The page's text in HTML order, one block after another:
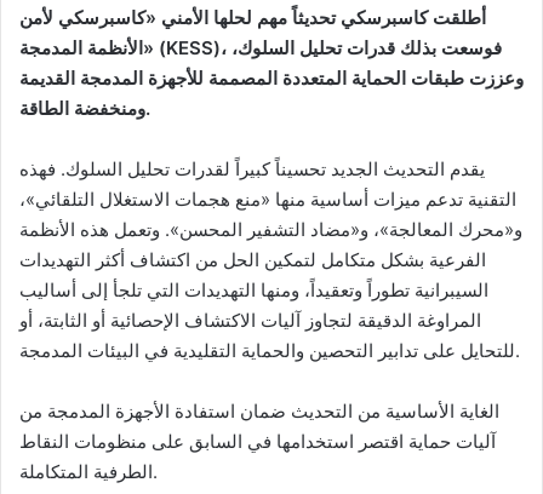
أطلقت كاسبرسكي تحديثاً مهم لحلها الأمني «كاسبرسكي لأمن
الأنظمة المدمجة» (KESS)، فوسعت بذلك قدرات تحليل السلوك،
وعززت طبقات الحماية المتعددة المصممة للأجهزة المدمجة القديمة
ومنخفضة الطاقة.
يقدم التحديث الجديد تحسيناً كبيراً لقدرات تحليل السلوك. فهذه
التقنية تدعم ميزات أساسية منها «منع هجمات الاستغلال التلقائي»،
و«محرك المعالجة»، و«مضاد التشفير المحسن». وتعمل هذه الأنظمة
الفرعية بشكل متكامل لتمكين الحل من اكتشاف أكثر التهديدات
السيبرانية تطوراً وتعقيداً، ومنها التهديدات التي تلجأ إلى أساليب
المراوغة الدقيقة لتجاوز آليات الاكتشاف الإحصائية أو الثابتة، أو
للتحايل على تدابير التحصين والحماية التقليدية في البيئات المدمجة.
الغاية الأساسية من التحديث ضمان استفادة الأجهزة المدمجة من
آليات حماية اقتصر استخدامها في السابق على منظومات النقاط
الطرفية المتكاملة.